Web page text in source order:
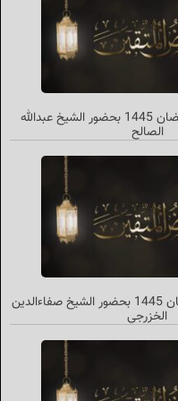
ریاض المتقین 4 رمضان 1445 بحضور الشیخ عبدالله
الصالح
رياض المتقين 5 رمضان 1445 بحضور الشيخ صفاءالدين
الخزرجي